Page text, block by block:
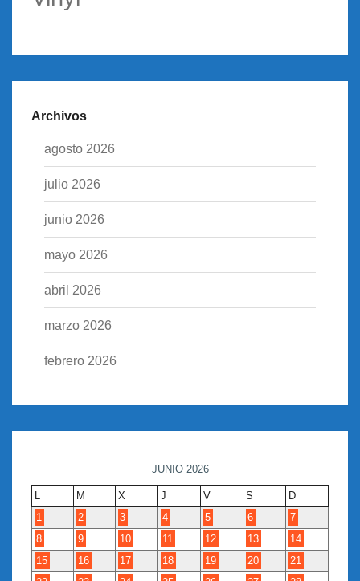
Archivos
agosto 2026
julio 2026
junio 2026
mayo 2026
abril 2026
marzo 2026
febrero 2026
JUNIO 2026
L M X J V S
D
1
2 3 4 5 6
7
8
9 10 11 12 13
14
15
16 17 18 19 20
21